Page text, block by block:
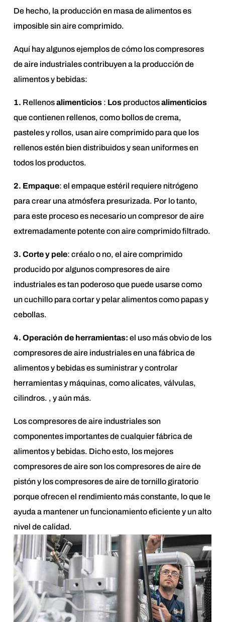
De hecho, la producción en masa de alimentos es
imposible sin aire comprimido.
Aquí hay algunos ejemplos de cómo los compresores
de aire industriales contribuyen a la producción de
alimentos y bebidas:
1. Rellenosalimenticios: Losproductosalimenticios
que contienen rellenos, como bollos de crema,
pasteles y rollos, usan aire comprimido para que los
rellenos estén bien distribuidos y sean uniformes en
todos los productos.
2. Empaque: el empaque estéril requiere nitrógeno
para crear una atmósfera presurizada. Por lo tanto,
para este proceso es necesario un compresor de aire
extremadamente potente con aire comprimido filtrado.
3. Corte y pele: créalo o no, el aire comprimido
producido por algunos compresores de aire
industriales es tan poderoso que puede usarse como
un cuchillo para cortar y pelar alimentos como papas y
cebollas.
4. Operación de herramientas: el uso más obvio de los
compresores de aire industriales en una fábrica de
alimentos y bebidas es suministrar y controlar
herramientas y máquinas, como alicates, válvulas,
cilindros. , y aún más.
Los compresores de aire industriales son
componentes importantes de cualquier fábrica de
alimentos y bebidas. Dicho esto, los mejores
compresores de aire son los compresores de aire de
pistón y los compresores de aire de tornillo giratorio
porque ofrecen el rendimiento más constante, lo que le
ayuda a mantener un funcionamiento eficiente y un alto
nivel de calidad.